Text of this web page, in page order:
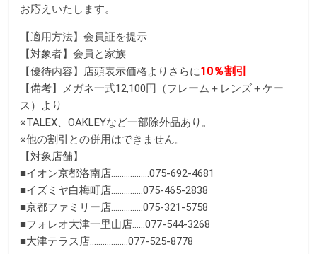
o
o
k
e
r
お応えいたします。
【適用方法】会員証を提示
【対象者】会員と家族
【優待内容】店頭表示価格よりさらに10％割引
【備考】メガネ一式12,100円（フレーム＋レンズ＋ケー
ス）より
※TALEX、OAKLEYなど一部除外品あり。
※他の割引との併用はできません。
【対象店舗】
■イオン京都洛南店………………075-692-4681
■イズミヤ白梅町店……………075-465-2838
■京都ファミリー店……………075-321-5758
■フォレオ大津一里山店……077-544-3268
■大津テラス店………………077-525-8778